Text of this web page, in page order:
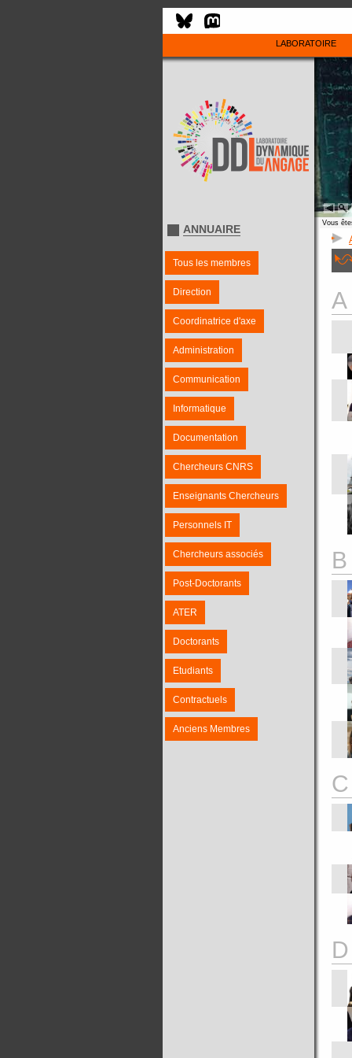
LABORATOIRE
ANNUAIRE
Tous les membres
Direction
Coordinatrice d'axe
Administration
Communication
Informatique
Documentation
Chercheurs CNRS
Enseignants Chercheurs
Personnels IT
Chercheurs associés
Post-Doctorants
ATER
Doctorants
Etudiants
Contractuels
Anciens Membres
Vous
A
B
C
D